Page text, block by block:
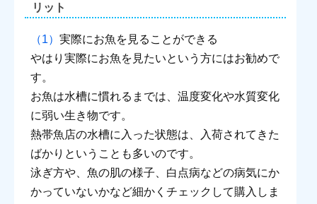
リット
実際にお魚を見ることができる
やはり実際にお魚を見たいという方にはお勧めで
す。
お魚は水槽に慣れるまでは、温度変化や水質変化
に弱い生き物です。
熱帯魚店の水槽に入った状態は、入荷されてきた
ばかりということも多いのです。
泳ぎ方や、魚の肌の様子、白点病などの病気にか
かっていないかなど細かくチェックして購入しま